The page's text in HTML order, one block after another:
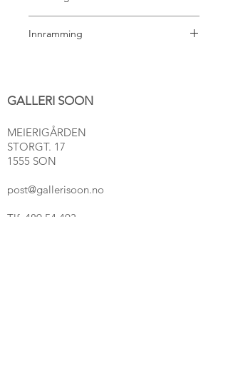
Innramming
glass. Send oss en melding
løsning for bildet ditt. (Betales i
etterkant)
GALLERI SOON
MEIERIGÅRDEN
STORGT. 17
1555 SON
post@gallerisoon.no
Tlf: 489 54 493